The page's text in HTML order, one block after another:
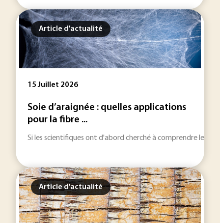
Article d'actualité
15 Juillet 2026
Soie d’araignée : quelles applications
pour la fibre ...
Si les scientifiques ont d'abord cherché à comprendre les
Article d'actualité